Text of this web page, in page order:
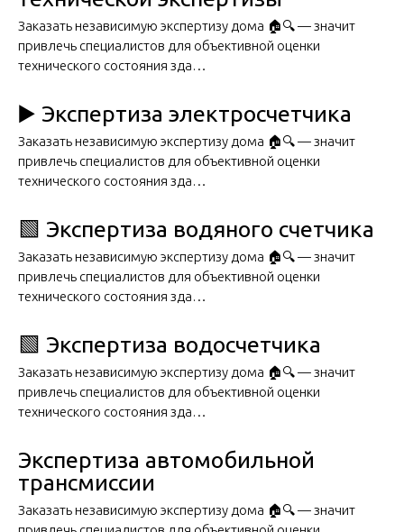
Заказать независимую экспертизу дома 🏠🔍 — значит
привлечь специалистов для объективной оценки
технического состояния зда…
▶️ Экспертиза электросчетчика
Заказать независимую экспертизу дома 🏠🔍 — значит
привлечь специалистов для объективной оценки
технического состояния зда…
🟩 Экспертиза водяного счетчика
Заказать независимую экспертизу дома 🏠🔍 — значит
привлечь специалистов для объективной оценки
технического состояния зда…
🟩 Экспертиза водосчетчика
Заказать независимую экспертизу дома 🏠🔍 — значит
привлечь специалистов для объективной оценки
технического состояния зда…
Экспертиза автомобильной
трансмиссии
Заказать независимую экспертизу дома 🏠🔍 — значит